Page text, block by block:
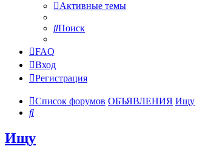
Активные темы
Поиск
FAQ
Вход
Регистрация
Список форумов ОБЪЯВЛЕНИЯ Ищу
Поиск
Ищу